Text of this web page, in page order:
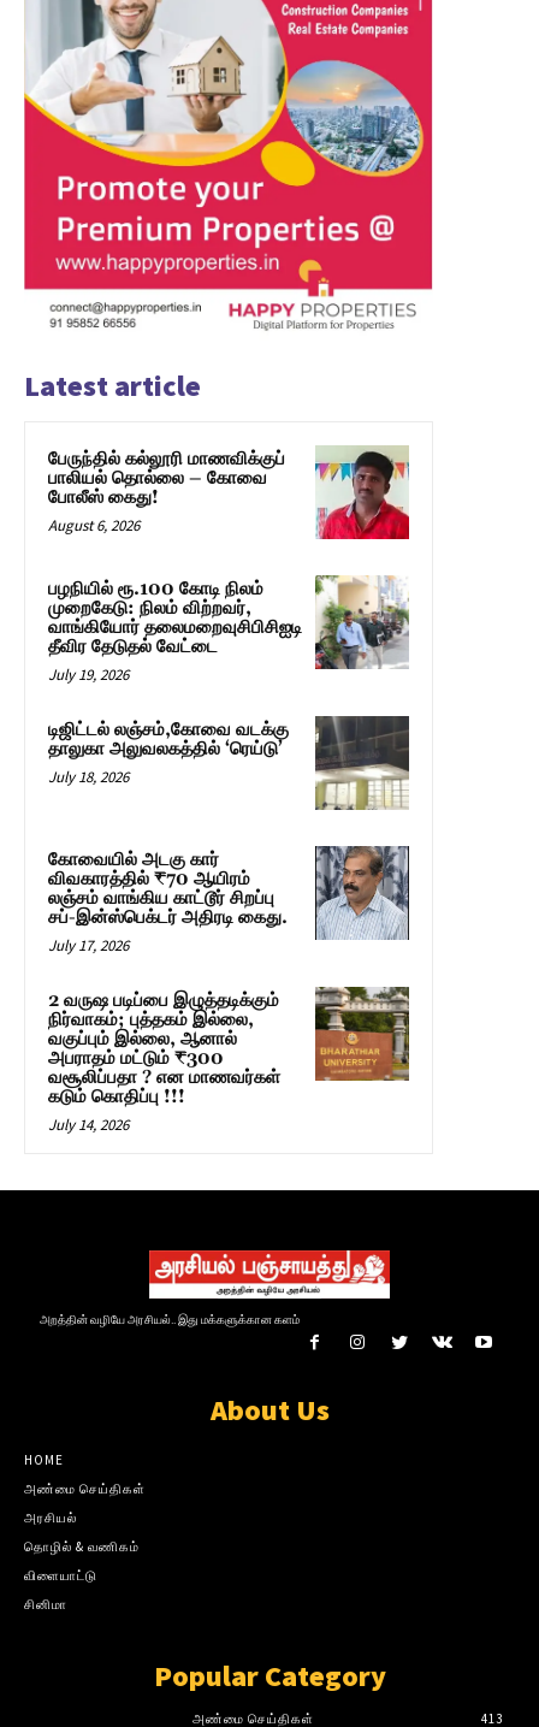
Latest article
பேருந்தில் கல்லூரி மாணவிக்குப்
பாலியல் தொல்லை – கோவை
போலீஸ் கைது!
August 6, 2026
பழநியில் ரூ.100 கோடி நிலம்
முறைகேடு: நிலம் விற்றவர்,
வாங்கியோர் தலைமறைவுசிபிசிஐடி
தீவிர தேடுதல் வேட்டை
July 19, 2026
டிஜிட்டல் லஞ்சம்,கோவை வடக்கு
தாலுகா அலுவலகத்தில் ‘ரெய்டு’
July 18, 2026
கோவையில் அடகு கார்
விவகாரத்தில் ₹70 ஆயிரம்
லஞ்சம் வாங்கிய காட்டூர் சிறப்பு
சப்-இன்ஸ்பெக்டர் அதிரடி கைது.
July 17, 2026
2 வருஷ படிப்பை இழுத்தடிக்கும்
நிர்வாகம்; புத்தகம் இல்லை,
வகுப்பும் இல்லை, ஆனால்
அபராதம் மட்டும் ₹300
வசூலிப்பதா ? என மாணவர்கள்
கடும் கொதிப்பு !!!
July 14, 2026
அறத்தின் வழியே அரசியல்.. இது மக்களுக்கான களம்
About Us
HOME
அண்மை செய்திகள்
அரசியல்
தொழில் & வணிகம்
விளையாட்டு
சினிமா
Popular Category
அண்மை செய்திகள் 413